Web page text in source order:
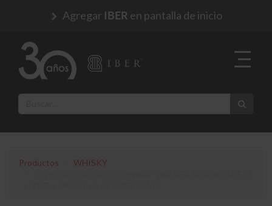
Agregar IBER en pantalla de inicio
Productos
WHISKY